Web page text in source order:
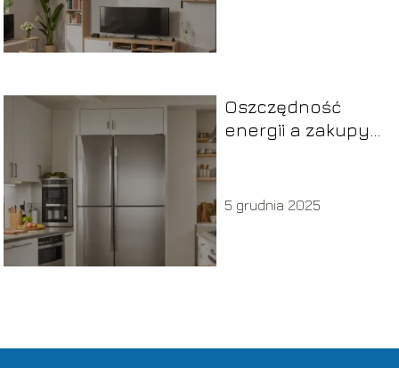
Oszczędność
energii a zakupy
efektywne
5 grudnia 2025